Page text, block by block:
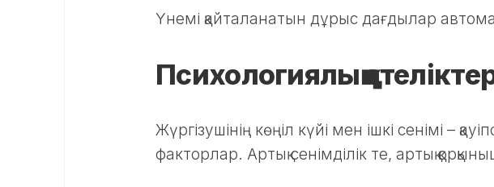
Үнемі қайталанатын дұрыс дағдылар
Психологиялық
Жүргізушінің көңіл күйі мен ішкі сенімі –
факторлар. Артық сенімділік те, артық